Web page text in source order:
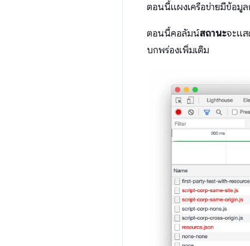
ตอนนี้แผงเครือข่ายมีข้อมู
ตอนนี้คอลัมน์สถานะจะแส
บกพร่องเพิ่มเติม